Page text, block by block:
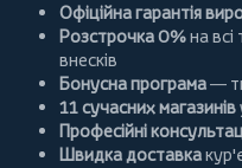
Офіційна гарантія
Розстрочка 0%на
внесків
Бонусна програма—
11 сучасних магазинів
Професійні
Швидка доставка